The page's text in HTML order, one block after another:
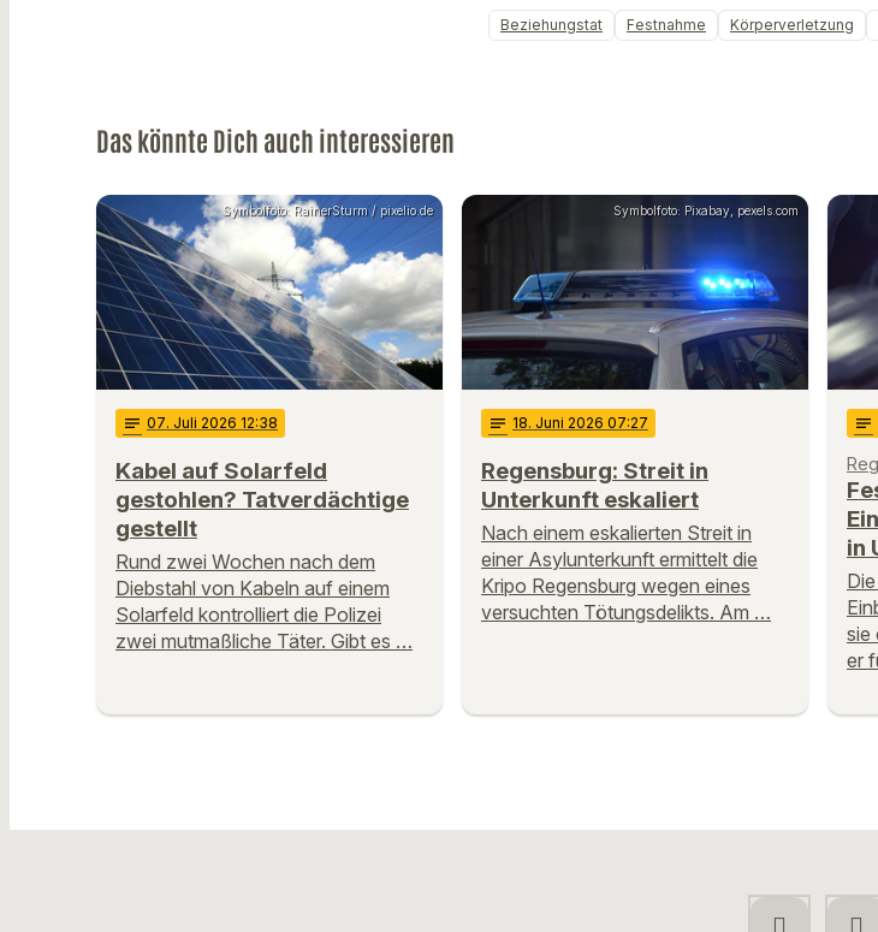
Beziehungstat Festnahme Körperverletzung
Das könnte Dich auch interessieren
Symbolfoto: RainerSturm / pixelio.de
notes 07. Juli 2026 12:38
Kabel auf Solarfeld
gestohlen? Tatverdächtige
gestellt
Rund zwei Wochen nach dem
Diebstahl von Kabeln auf einem
Solarfeld kontrolliert die Polizei
zwei mutmaßliche Täter. Gibt es …
Symbolfoto: Pixabay, pexels.com
notes 18. Juni 2026 07:27
Regensburg: Streit in
Unterkunft eskaliert
Nach einem eskalierten Streit in
einer Asylunterkunft ermittelt die
Kripo Regensburg wegen eines
versuchten Tötungsdelikts. Am …
notes
in
sie
er